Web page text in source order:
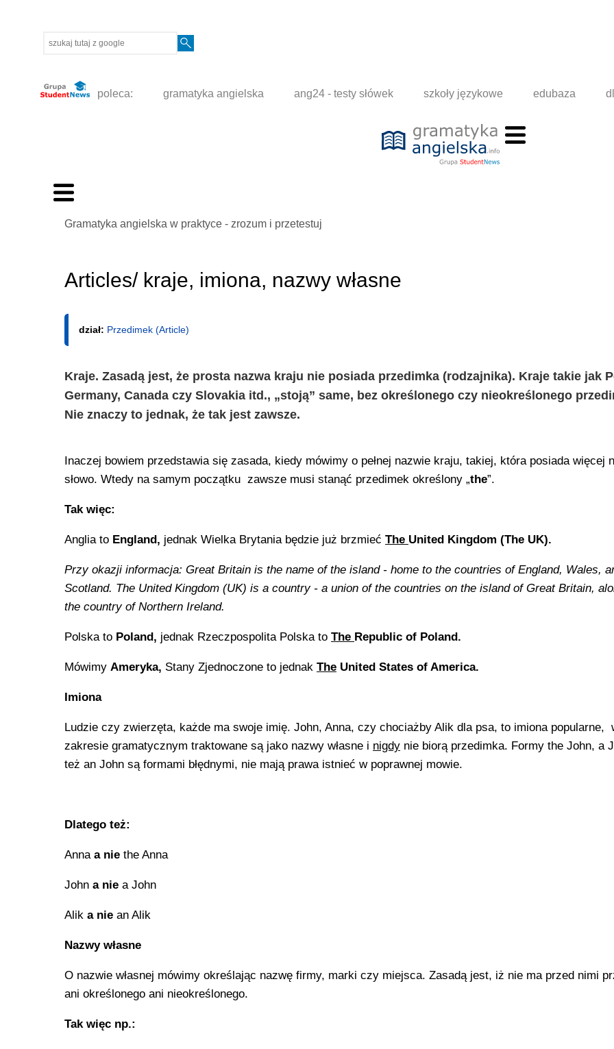
poleca: gramatyka angielska ang24 - testy słówek szkoły językowe edubaza
Gramatyka angielska w praktyce - zrozum i przetestuj
Articles/ kraje, imiona, nazwy własne
dział: Przedimek (Article)
Kraje. Zasadą jest, że prosta nazwa kraju nie posiada przedimka (rodzajnika). Kraje takie jak
Germany, Canada czy Slovakia itd., „stoją” same, bez określonego czy nieokreślonego
Nie znaczy to jednak, że tak jest zawsze.
Inaczej bowiem przedstawia się zasada, kiedy mówimy o pełnej nazwie kraju, takiej, która posiada więcej
słowo. Wtedy na samym początku zawsze musi stanąć przedimek określony „the”.
Tak więc:
Anglia to England, jednak Wielka Brytania będzie już brzmieć The United Kingdom (The UK).
Przy okazji informacja: Great Britain is the name of the island - home to the countries of England, Wales,
Scotland. The United Kingdom (UK) is a country - a union of the countries on the island of Great Britain,
the country of Northern Ireland.
Polska to Poland, jednak Rzeczpospolita Polska to The Republic of Poland.
Mówimy Ameryka, Stany Zjednoczone to jednak The United States of America.
Imiona
Ludzie czy zwierzęta, każde ma swoje imię. John, Anna, czy chociażby Alik dla psa, to imiona popularne,
zakresie gramatycznym traktowane są jako nazwy własne i nigdy nie biorą przedimka. Formy the John, a
też an John są formami błędnymi, nie mają prawa istnieć w poprawnej mowie.
Dlatego też:
Anna a nie the Anna
John a nie a John
Alik a nie an Alik
Nazwy własne
O nazwie własnej mówimy określając nazwę firmy, marki czy miejsca. Zasadą jest, iż nie ma przed nimi
ani określonego ani nieokreślonego.
Tak więc np.: